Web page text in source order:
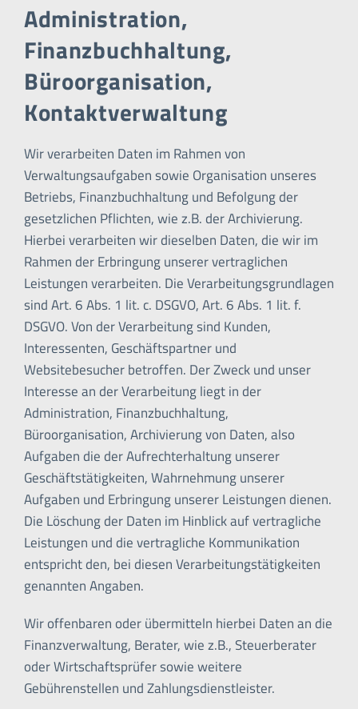
Administration,
Finanzbuchhaltung,
Büroorganisation,
Kontaktverwaltung
Wir verarbeiten Daten im Rahmen von
Verwaltungsaufgaben sowie Organisation unseres
Betriebs, Finanzbuchhaltung und Befolgung der
gesetzlichen Pflichten, wie z.B. der Archivierung.
Hierbei verarbeiten wir dieselben Daten, die wir im
Rahmen der Erbringung unserer vertraglichen
Leistungen verarbeiten. Die Verarbeitungsgrundlagen
sind Art. 6 Abs. 1 lit. c. DSGVO, Art. 6 Abs. 1 lit. f.
DSGVO. Von der Verarbeitung sind Kunden,
Interessenten, Geschäftspartner und
Websitebesucher betroffen. Der Zweck und unser
Interesse an der Verarbeitung liegt in der
Administration, Finanzbuchhaltung,
Büroorganisation, Archivierung von Daten, also
Aufgaben die der Aufrechterhaltung unserer
Geschäftstätigkeiten, Wahrnehmung unserer
Aufgaben und Erbringung unserer Leistungen dienen.
Die Löschung der Daten im Hinblick auf vertragliche
Leistungen und die vertragliche Kommunikation
entspricht den, bei diesen Verarbeitungstätigkeiten
genannten Angaben.
Wir offenbaren oder übermitteln hierbei Daten an die
Finanzverwaltung, Berater, wie z.B., Steuerberater
oder Wirtschaftsprüfer sowie weitere
Gebührenstellen und Zahlungsdienstleister.